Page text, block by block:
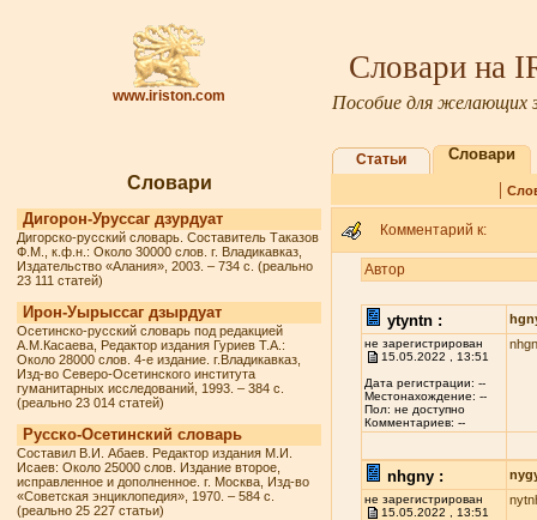
www.iriston.com
Словари на
Пособие для желающих
Словари
Дигорон-Уруссаг дзурдуат
Дигорско-русский словарь. Составитель Таказов
Ф.М., к.ф.н.: Около 30000 слов. г. Владикавказ,
Издательство «Алания», 2003. – 734 с. (реально
23 111 статей)
Ирон-Уырыссаг дзырдуат
Осетинско-русский словарь под редакцией
А.М.Касаева, Редактор издания Гуриев Т.А.:
Около 28000 слов. 4-е издание. г.Владикавказ,
Изд-во Северо-Осетинского института
гуманитарных исследований, 1993. – 384 с.
(реально 23 014 статей)
Русско-Осетинский словарь
Составил В.И. Абаев. Редактор издания М.И.
Исаев: Около 25000 слов. Издание второе,
исправленное и дополненное. г. Москва, Изд-во
«Советская энциклопедия», 1970. – 584 с.
(реально 25 227 статьи)
Статьи Словари
|
Комментарий к:
Автор
ytyntn :
не зарегистрирован
15.05.2022 , 13:51
Дата регистрации: --
Местонахождение: --
Пол: не доступно
Комментариев: --
nhgny :
не зарегистрирован
15.05.2022 , 13:51